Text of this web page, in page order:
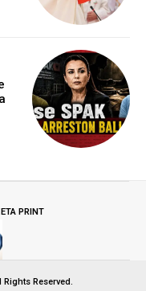
PRINT
Reserved.